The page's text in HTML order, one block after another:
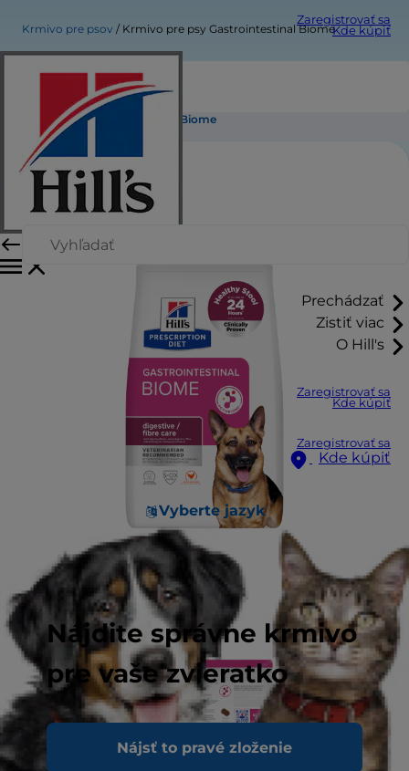
Zaregistrovať sa
Kde kúpiť
Prechádzať
Zistiť viac
O Hill's
Zaregistrovať sa
Kde kúpiť
Zaregistrovať sa
Kde kúpiť
Vyberte jazyk
Nájdite správne krmivo
pre vaše zvieratko
Nájsť to pravé zloženie
Krmivo pre psov Krmivo pre psy Gastrointestinal Biome
Krmivo pre psy Gastrointestinal Biome